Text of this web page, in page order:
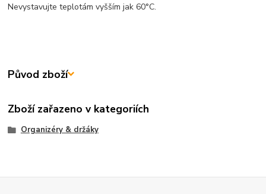
Nevystavujte teplotám vyšším jak 60°C.
Původ zboží
Zboží zařazeno v kategoriích
Organizéry & držáky